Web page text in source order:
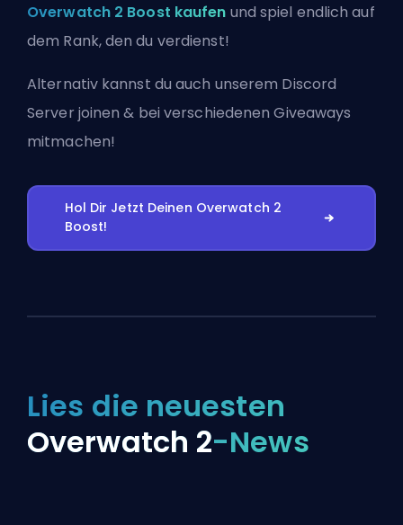
Overwatch 2 Boost kaufen und spiel endlich auf
dem Rank, den du verdienst!
Alternativ kannst du auch unserem Discord
Server joinen & bei verschiedenen Giveaways
mitmachen!
Hol Dir Jetzt Deinen Overwatch 2
Boost!
Lies die neuesten
Overwatch 2-News